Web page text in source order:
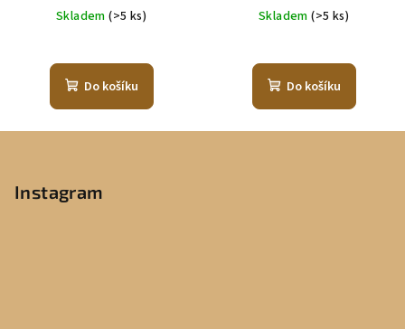
cena:
Skladem(>5 ks)
Do košíku
cena:
Skladem(>5 ks)
Do košíku
Instagram